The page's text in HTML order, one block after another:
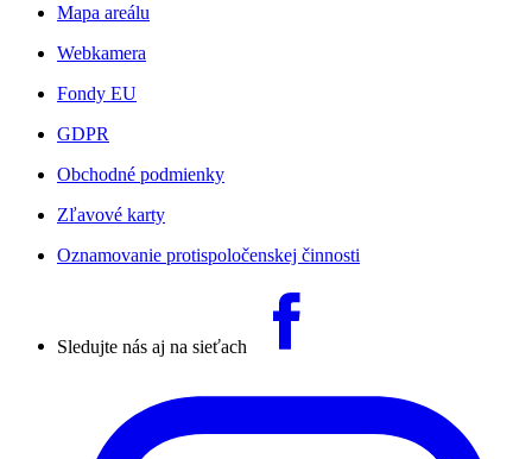
Mapa areálu
Webkamera
Fondy EU
GDPR
Obchodné podmienky
Zľavové karty
Oznamovanie protispoločenskej činnosti
Sledujte nás aj na sieťach